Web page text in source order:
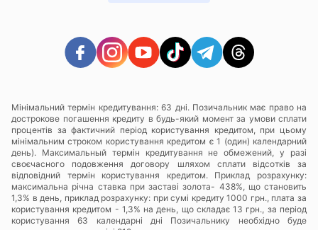
Мінімальний термін кредитування: 63 дні. Позичальник має право на
дострокове погашення кредиту в будь-який момент за умови сплати
процентів за фактичний період користування кредитом, при цьому
мінімальним строком користування кредитом є 1 (один) календарний
день). Максимальный термін кредитування не обмежений, у разі
своєчасного подовження договору шляхом сплати відсотків за
відповідний термін користування кредитом. Приклад розрахунку:
максимальна річна ставка при заставі золота- 438%, що становить
1,3% в день, приклад розрахунку: при сумі кредиту 1000 грн., плата за
користування кредитом - 1,3% на день, що складає 13 грн., за період
користування 63 календарні дні Позичальнику необхідно буде